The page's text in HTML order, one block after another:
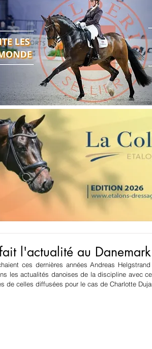
l'actualité au Danemark
ces dernières années Andreas
les actualités danoises de la discipline avec
de celles diffusées pour le cas de Charlotte